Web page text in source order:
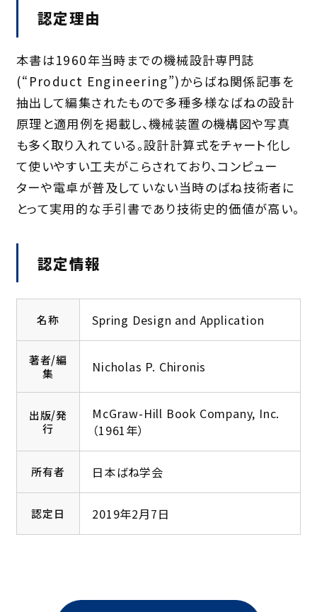
認定理由
本書は1960年当時までの機械設計専門誌
(“Product Engineering”)からばね関係記事を
抽出して編集されたもので多種多様なばねの設計
原理と適用例を掲載し、機械装置の機構図や写真
も多く取り入れている。設計計算式をチャート化し
て使いやすい工夫がこらされており、コンピュー
ターや電卓が普及していない当時のばね技術者に
とって実用的な手引書であり技術史的価値が高い。
認定情報
名称 Spring Design and Application
著者/編
集
Nicholas P. Chironis
出版/発
行
McGraw-Hill Book Company, Inc.
（1961年）
所有者 日本ばね学会
認定日 2019年2月7日